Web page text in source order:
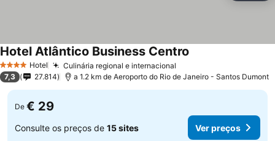
4 EstrelasHotel Culinária regional e internacional
Hotel Atlântico Business Centro
7,3 27.814 a 1.2 km de Aeroporto do Rio de Janeiro - Santos Dumont
De € 29
Consulte os preços de 15 sites Ver preços